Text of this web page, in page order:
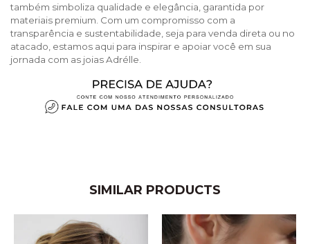
também simboliza qualidade e elegância, garantida por
materiais premium. Com um compromisso com a
transparência e sustentabilidade, seja para venda direta ou no
atacado, estamos aqui para inspirar e apoiar você em sua
jornada com as joias Adrélle.
SIMILAR PRODUCTS